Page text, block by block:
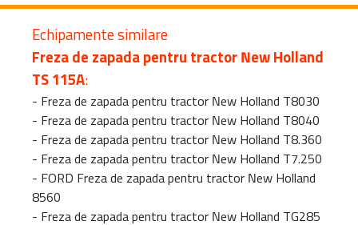
Echipamente similare
Freza de zapada pentru tractor New Holland
TS 115A:
- Freza de zapada pentru tractor New Holland T8030
- Freza de zapada pentru tractor New Holland T8040
- Freza de zapada pentru tractor New Holland T8.360
- Freza de zapada pentru tractor New Holland T7.250
- FORD Freza de zapada pentru tractor New Holland
8560
- Freza de zapada pentru tractor New Holland TG285